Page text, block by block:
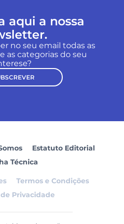
aqui a nossa
no seu email todas as
as categorias do seu
Estatuto Editorial
Técnica
Termos e Condições
Privacidade